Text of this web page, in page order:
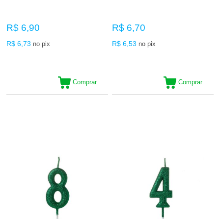
R$ 6,90
R$ 6,73 no pix
Comprar
R$ 6,70
R$ 6,53 no pix
Comprar